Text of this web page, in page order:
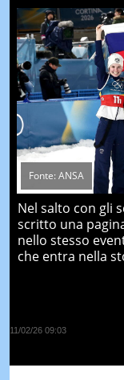
Fonte: ANSA
Nel salto con gli
scritto una
nello stesso
che entra nella
11/02/26 09:03